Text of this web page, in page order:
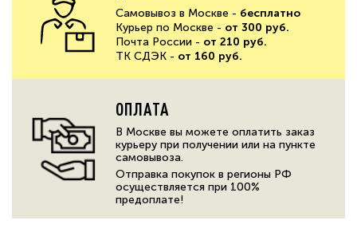
Самовывоз в Москве - бесплатно
Курьер по Москве - от 300 руб.
Почта России - от 210 руб.
ТК СДЭК - от 160 руб.
ОПЛАТА
В Москве вы можете оплатить заказ
курьеру при получении или на пункте
самовывоза.
Отправка покупок в регионы РФ
осуществляется при 100%
предоплате!